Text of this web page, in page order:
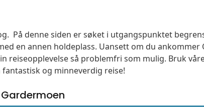
På denne siden er søket i utgangspunktet
en annen holdeplass. Uansett om du
reiseopplevelse så problemfri som mulig. Bruk
og minneverdig reise!